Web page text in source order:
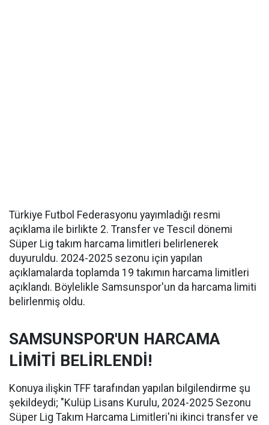
Türkiye Futbol Federasyonu yayımladığı resmi
açıklama ile birlikte 2. Transfer ve Tescil dönemi
Süper Lig takım harcama limitleri belirlenerek
duyuruldu. 2024-2025 sezonu için yapılan
açıklamalarda toplamda 19 takımın harcama limitleri
açıklandı. Böylelikle Samsunspor'un da harcama limiti
belirlenmiş oldu.
SAMSUNSPOR'UN HARCAMA
LİMİTİ BELİRLENDİ!
Konuya ilişkin TFF tarafından yapılan bilgilendirme şu
şekildeydi; "Kulüp Lisans Kurulu, 2024-2025 Sezonu
Süper Lig Takım Harcama Limitleri'ni ikinci transfer ve